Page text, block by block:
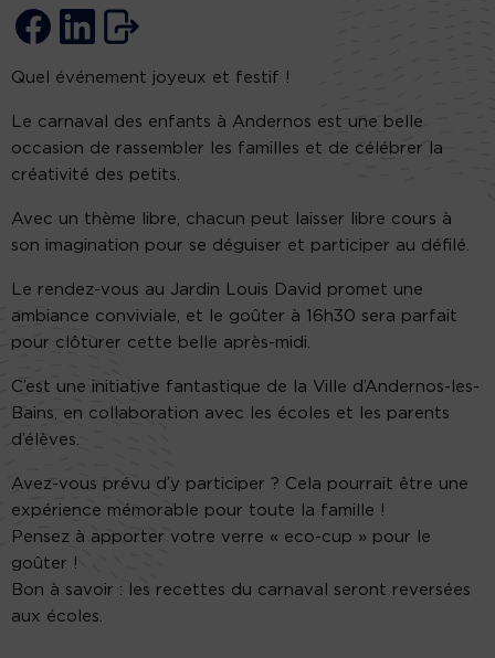
Quel événement joyeux et festif !
Le carnaval des enfants à Andernos est une belle
occasion de rassembler les familles et de célébrer la
créativité des petits.
Avec un thème libre, chacun peut laisser libre cours à
son imagination pour se déguiser et participer au défilé.
Le rendez-vous au Jardin Louis David promet une
ambiance conviviale, et le goûter à 16h30 sera parfait
pour clôturer cette belle après-midi.
C’est une initiative fantastique de la Ville d’Andernos-les-
Bains, en collaboration avec les écoles et les parents
d’élèves.
Avez-vous prévu d’y participer ? Cela pourrait être une
expérience mémorable pour toute la famille !
Pensez à apporter votre verre « eco-cup » pour le
goûter !
Bon à savoir : les recettes du carnaval seront reversées
aux écoles.